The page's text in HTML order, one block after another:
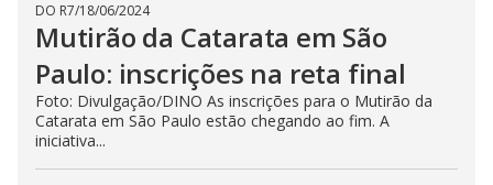
DO R7/18/06/2024
Mutirão da Catarata em São
Paulo: inscrições na reta final
Foto: Divulgação/DINO As inscrições para o Mutirão da
Catarata em São Paulo estão chegando ao fim. A
iniciativa...